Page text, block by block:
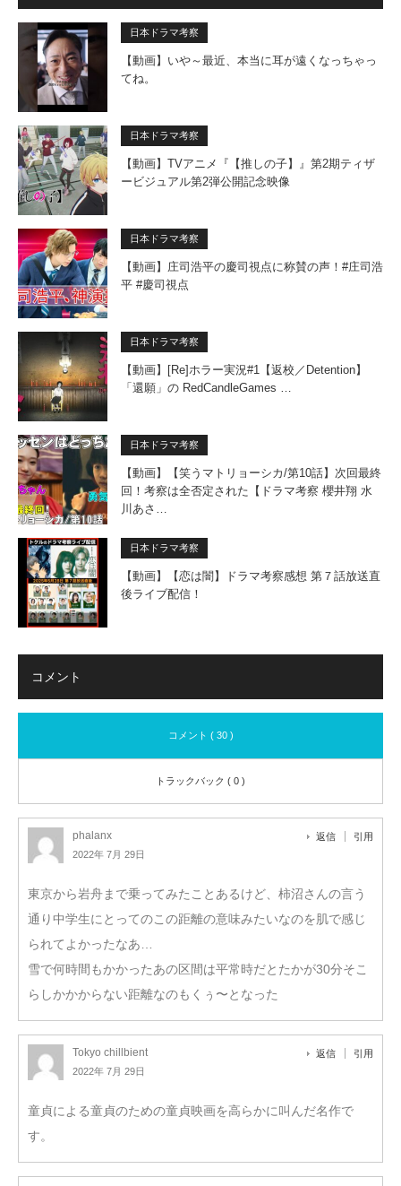
日本ドラマ考察
【動画】いや～最近、本当に耳が遠くなっちゃっ
てね。
日本ドラマ考察
【動画】TVアニメ『【推しの子】』第2期ティザ
ービジュアル第2弾公開記念映像
日本ドラマ考察
【動画】庄司浩平の慶司視点に称賛の声！#庄司浩
平 #慶司視点
日本ドラマ考察
【動画】[Re]ホラー実況#1【返校／Detention】
「還願」の RedCandleGames …
日本ドラマ考察
【動画】【笑うマトリョーシカ/第10話】次回最終
回！考察は全否定された【ドラマ考察 櫻井翔 水
川あさ…
日本ドラマ考察
【動画】【恋は闇】ドラマ考察感想 第７話放送直
後ライブ配信！
コメント
コメント ( 30 )
トラックバック ( 0 )
phalanx
2022年 7月 29日
返信 引用
東京から岩舟まで乗ってみたことあるけど、柿沼さんの言う
通り中学生にとってのこの距離の意味みたいなのを肌で感じ
られてよかったなあ…
雪で何時間もかかったあの区間は平常時だとたかが30分そこ
らしかかからない距離なのもくぅ〜となった
Tokyo chillbient
2022年 7月 29日
返信 引用
童貞による童貞のための童貞映画を高らかに叫んだ名作で
す。